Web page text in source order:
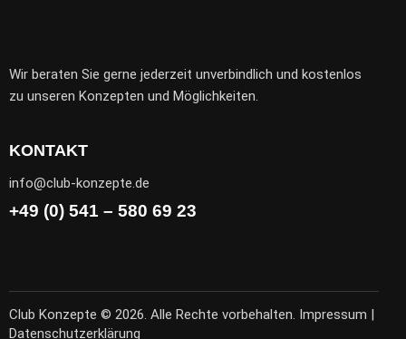
Wir beraten Sie gerne jederzeit unverbindlich und kostenlos
zu unseren Konzepten und Möglichkeiten.
KONTAKT
info@club-konzepte.de
+49 (0) 541 – 580 69 23
Club Konzepte © 2026. Alle Rechte vorbehalten. Impressum |
Datenschutzerklärung